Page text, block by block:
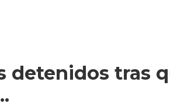
detenidos tras